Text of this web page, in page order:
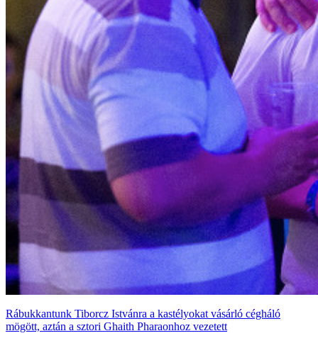
Rábukkantunk Tiborcz Istvánra a kastélyokat vásárló cégháló
mögött, aztán a sztori Ghaith Pharaonhoz vezetett